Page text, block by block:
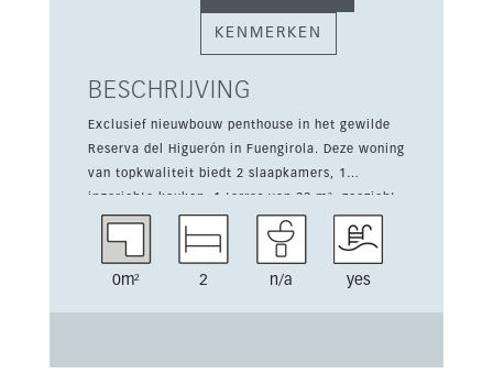
KENMERKEN
BESCHRIJVING
Exclusief nieuwbouw penthouse in het gewilde
Reserva del Higuerón in Fuengirola. Deze woning
van topkwaliteit biedt 2 slaapkamers, 1
ingerichte keuken, 1 terras van 33 m², zeezicht
en een lichte indeling met 89 m²
woonoppervlak. De woning maakt deel uit van
Daarnaast zijn airconditioning, vloerverwarming
0m² 2 n/a yes